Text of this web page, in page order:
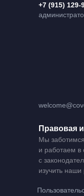
+7 (915) 129-
Правовая
Мы
и работаем в
с
изучить